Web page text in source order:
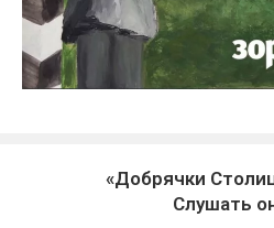
«Добрячки
Слушать